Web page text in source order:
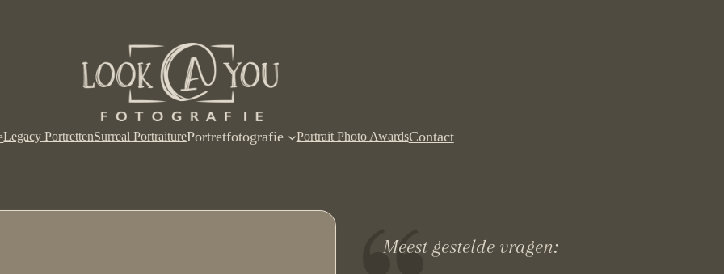
Legacy PortrettenSurreal PortraiturePortretfotografie Portrait Photo AwardsContact
Meest gestelde vragen: